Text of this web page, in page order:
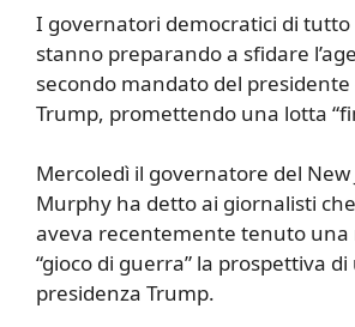
I governatori democratici di tutto
stanno preparando a sfidare
secondo mandato del
Trump, promettendo una lotta
Mercoledì il governatore del New
Murphy ha detto ai giornalisti
aveva recentemente tenuto
“gioco di guerra” la prospettiva
presidenza Trump.